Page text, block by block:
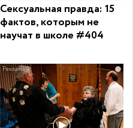
Сексуальная правда: 15
фактов, которым не
научат в школе #404
i